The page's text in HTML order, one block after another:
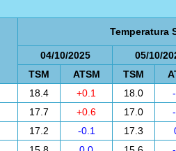
Temperatura
04/10/2025
05/10/
TSM
ATSM TSM
18.4 +0.1 18.0
17.7 +0.6 17.0
17.2 -0.1 17.3